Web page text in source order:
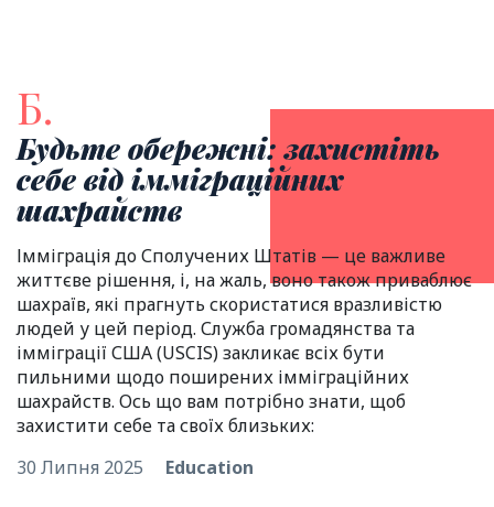
Б.
Будьте обережні: захистіть
себе від імміграційних
шахрайств
Імміграція до Сполучених Штатів — це важливе
життєве рішення, і, на жаль, воно також приваблює
шахраїв, які прагнуть скористатися вразливістю
людей у цей період. Служба громадянства та
імміграції США (USCIS) закликає всіх бути
пильними щодо поширених імміграційних
шахрайств. Ось що вам потрібно знати, щоб
захистити себе та своїх близьких:
30 Липня 2025
Education